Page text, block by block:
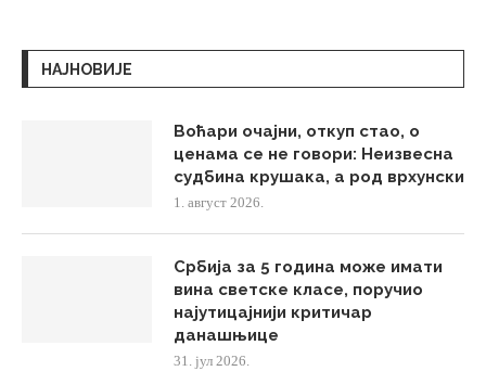
НАЈНОВИЈЕ
Воћари очајни, откуп стао, о
ценама се не говори: Неизвесна
судбина крушака, а род врхунски
1. август 2026.
Србија за 5 година може имати
вина светске класе, поручио
најутицајнији критичар
данашњице
31. јул 2026.